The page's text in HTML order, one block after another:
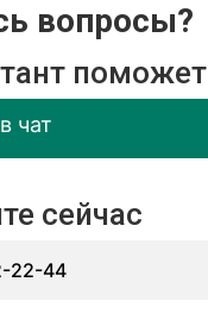
вопросы?
поможет
чат
сейчас
22-44